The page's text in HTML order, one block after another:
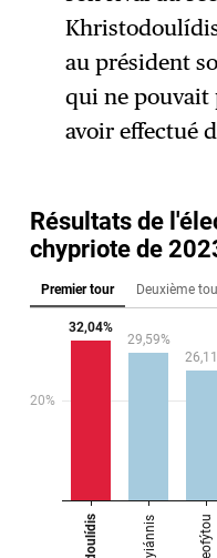
au président
qui ne pouvait
avoir effectué